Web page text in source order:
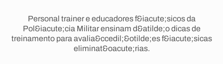
Personal trainer e educadores f&iacute;sicos da
Pol&iacute;cia Militar ensinam d&atilde;o dicas de
treinamento para avalia&ccedil;&otilde;es f&iacute;sicas
eliminat&oacute;rias.